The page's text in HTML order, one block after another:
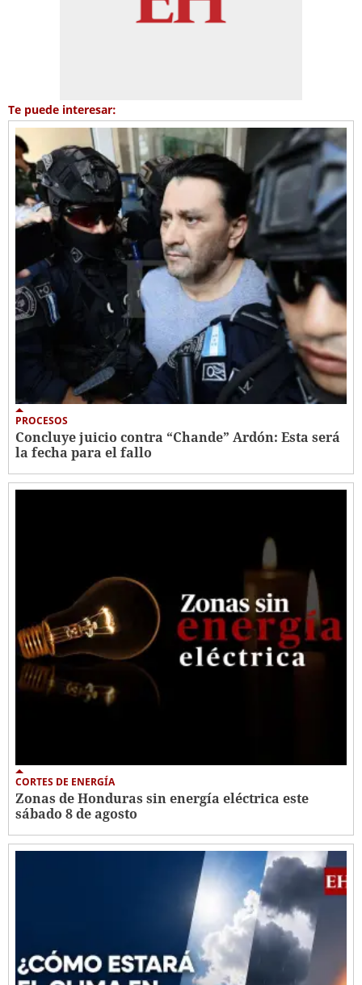
Te puede interesar:
PROCESOS
Concluye juicio contra “Chande” Ardón: Esta será
la fecha para el fallo
CORTES DE ENERGÍA
Zonas de Honduras sin energía eléctrica este
sábado 8 de agosto